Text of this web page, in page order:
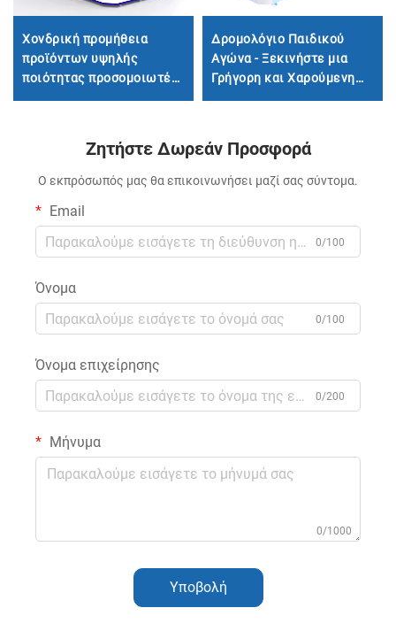
Χονδρική προμήθεια
προϊόντων υψηλής
ποιότητας προσομοιωτές
πτήσης 360 μοιρών,
VR και προσομοιωτές
πτήσης 360 μοιρών από
Δρομολόγιο Παιδικού
Αγώνα - Ξεκινήστε μια
Γρήγορη και Χαρούμενη
Διαδρομή
Ζητήστε Δωρεάν Προσφορά
Ο εκπρόσωπός μας θα επικοινωνήσει μαζί σας σύντομα.
Email
0/100
Όνομα
0/100
Όνομα επιχείρησης
0/200
Μήνυμα
0/1000
Υποβολή